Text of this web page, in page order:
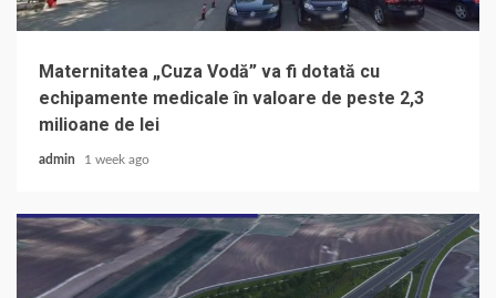
Maternitatea „Cuza Vodă” va fi dotată cu
echipamente medicale în valoare de peste 2,3
milioane de lei
admin 1 week ago